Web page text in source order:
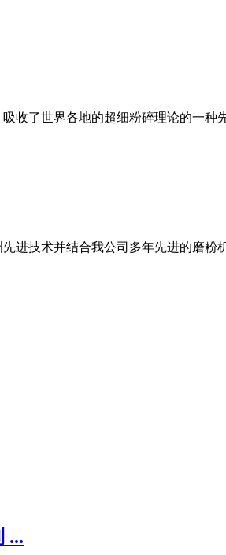
收了世界各地的超细粉碎理论的一
进技术并结合我公司多年先进的磨
...